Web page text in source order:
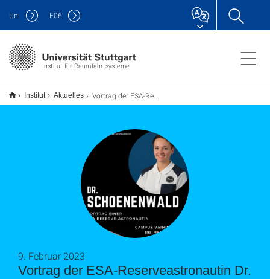
Institut für Raumfahrtsysteme
Uni F06
Institut Aktuelles Vortrag der ESA-Reserveastronautin Dr. Amelie Schoenenwald am IRS am 09.02.2023
Vortrag der ESA-Reserveastronautin Dr.
9. Februar 2023